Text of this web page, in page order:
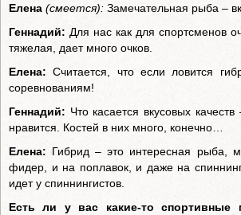
Елена (смеется): Замечательная рыба –
Геннадий: Для нас как для спортсменов
тяжелая, дает много очков.
Елена: Считается, что если ловится
соревнованиям!
Геннадий: Что касается вкусовых
нравится. Костей в них много, конечно…
Елена: Гибрид – это интересная рыба,
фидер, и на поплавок, и даже на
идет у спиннингистов.
Есть ли у вас какие-то спортивные